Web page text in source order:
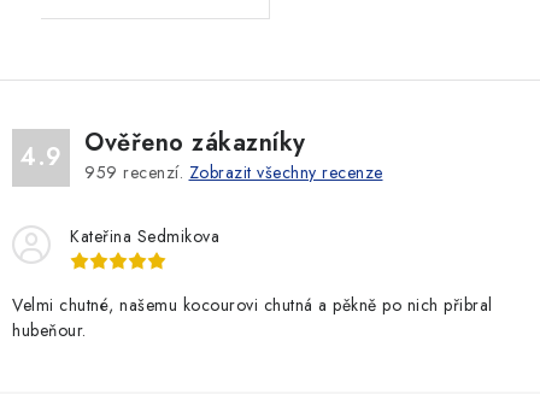
4.9 Ověřeno zákazníky
959 recenzí. Zobrazit všechny recenze
Kateřina Sedmikova
Velmi chutné, našemu kocourovi chutná a pěkně po nich přibral
hubeňour.